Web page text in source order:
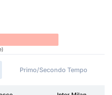
Primo/Secondo Tempo